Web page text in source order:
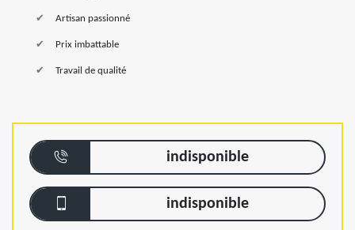
Artisan passionné
Prix imbattable
Travail de qualité
indisponible
indisponible